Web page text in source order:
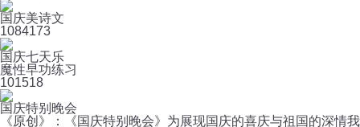
国庆美诗文
1084173
国庆七天乐
魔性早功练习
101518
国庆特别晚会
《原创》：《国庆特别晚会》为展现国庆的喜庆与祖国的深情我